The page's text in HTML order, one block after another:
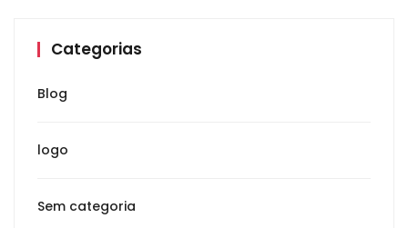
Categorias
Blog
logo
Sem categoria